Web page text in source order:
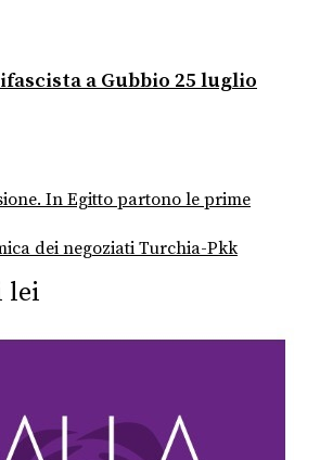
a Gubbio 25 luglio
In Egitto partono le prime
dei negoziati Turchia-Pkk
lei